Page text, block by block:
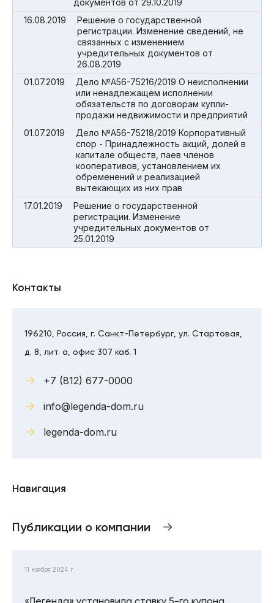
документов от 29.10.2019
16.08.2019
Решение о государственной
регистрации. Изменение сведений, не
связанных с изменением
учредительных документов от
26.08.2019
01.07.2019
Дело №А56-75216/2019 О неисполнении
или ненадлежащем исполнении
обязательств по договорам купли-
продажи недвижимости и предприятий
01.07.2019
Дело №А56-75218/2019 Корпоративный
спор - Принадлежность акций, долей в
капитале обществ, паев членов
кооперативов, установлением их
обременений и реализацией
вытекающих из них прав
17.01.2019
Решение о государственной
регистрации. Изменение
учредительных документов от
25.01.2019
Контакты
196210, Россия, г. Санкт-Петербург, ул. Стартовая,
д. 8, лит. а, офис 307 каб. 1
+7 (812) 677-0000
info@legenda-dom.ru
legenda-dom.ru
Навигация
Публикации о компании
11 ноября 2024 г.